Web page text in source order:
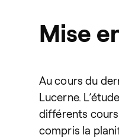
Mise
Au cours du
Lucerne.
différents
compris la